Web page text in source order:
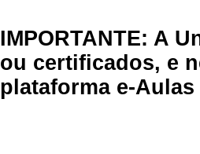
IMPORTANTE: A
ou certificados, e
plataforma e-Aulas